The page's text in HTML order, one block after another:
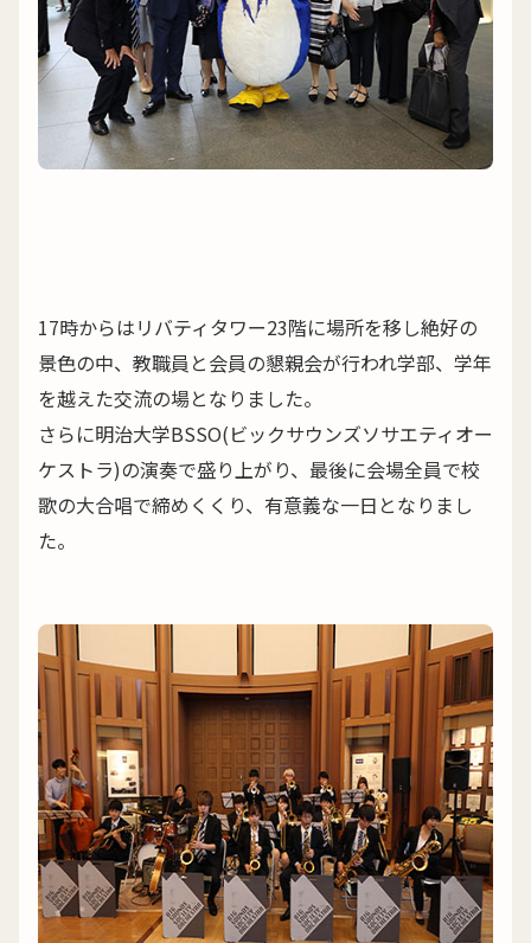
17時からはリバティタワー23階に場所を移し絶好の
景色の中、教職員と会員の懇親会が行われ学部、学年
を越えた交流の場となりました。
さらに明治大学BSSO(ビックサウンズソサエティオー
ケストラ)の演奏で盛り上がり、最後に会場全員で校
歌の大合唱で締めくくり、有意義な一日となりまし
た。